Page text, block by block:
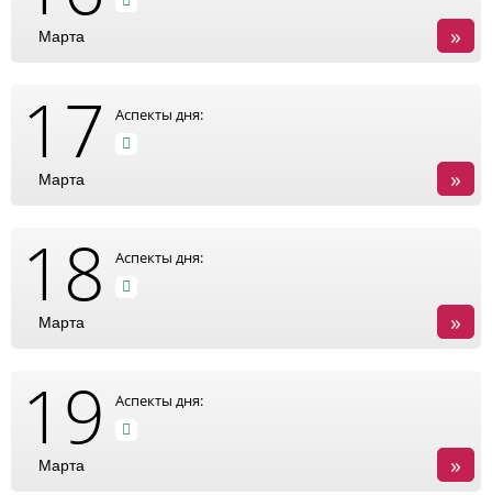
Марта »
17
Марта
Аспекты дня:
»
18
Марта
Аспекты дня:
»
19
Марта
Аспекты дня:
»